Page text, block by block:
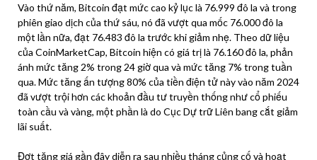
Vào thứ năm, Bitcoin đạt mức cao kỷ lục là 76.999 đô la và trong
phiên giao dịch của thứ sáu, nó đã vượt qua mốc 76.000 đô la
một lần nữa, đạt 76.483 đô la trước khi giảm nhẹ. Theo dữ liệu
của CoinMarketCap, Bitcoin hiện có giá trị là 76.160 đô la, phản
ánh mức tăng 2% trong 24 giờ qua và mức tăng 7% trong tuần
qua. Mức tăng ấn tượng 80% của tiền điện tử này vào năm 2024
đã vượt trội hơn các khoản đầu tư truyền thống như cổ phiếu
toàn cầu và vàng, một phần là do Cục Dự trữ Liên bang cắt giảm
lãi suất.
Đợt tăng giá gần đây diễn ra sau nhiều tháng củng cố và hoạt